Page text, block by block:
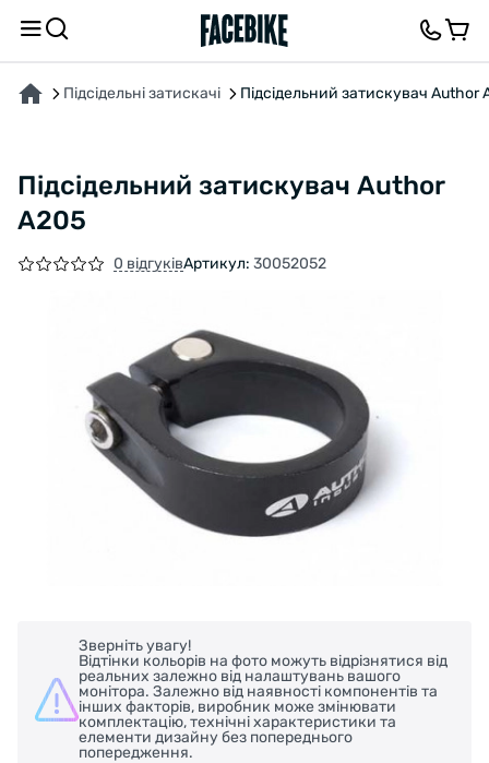
Підсідельні затискачі Підсідельний затискувач Author
Підсідельний затискувач Author
A205
0 відгуківАртикул: 30052052
Зверніть увагу!
Відтінки кольорів на фото можуть відрізнятися від
реальних залежно від налаштувань вашого
монітора. Залежно від наявності компонентів та
інших факторів, виробник може змінювати
комплектацію, технічні характеристики та
елементи дизайну без попереднього
попередження.
ПРО ТОВАР ХАРАКТЕРИСТИКИОПИС ВІДГУКИ ТА ЗАПИТАННЯ